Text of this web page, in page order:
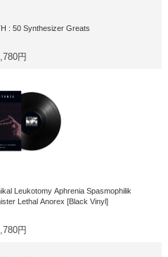
: 50 Synthesizer Greats
円
Leukotomy Aphrenia Spasmophilik
Lethal Anorex [Black Vinyl]
円